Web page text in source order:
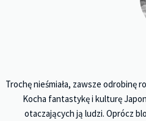
Trochę nieśmiała, zawsze odrobinę
Kocha fantastykę i kulturę
otaczających ją ludzi. Oprócz